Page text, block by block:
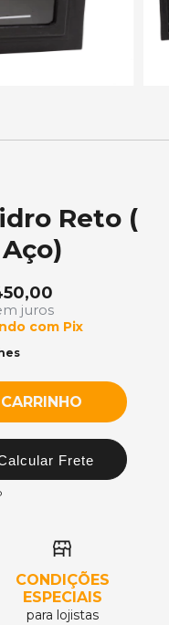
Reto (
juros
com Pix
Frete
CONDIÇÕES
ESPECIAIS
para lojistas